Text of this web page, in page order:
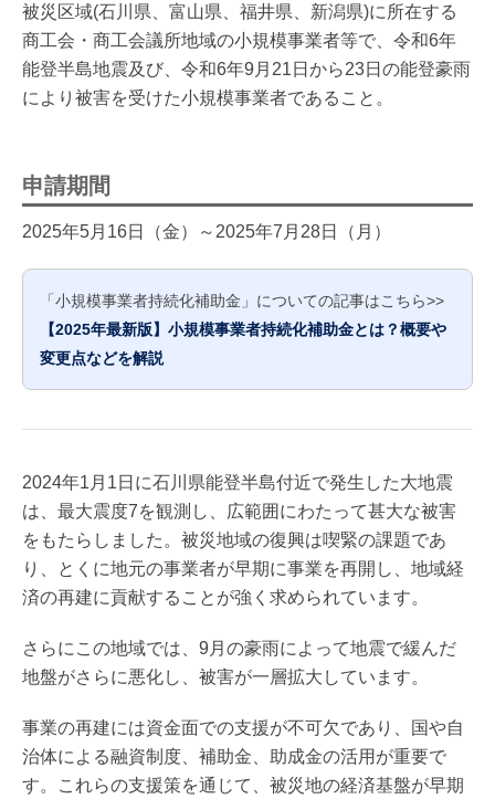
被災区域(石川県、富山県、福井県、新潟県)に所在する
商工会・商工会議所地域の小規模事業者等で、令和6年
能登半島地震及び、令和6年9月21日から23日の能登豪雨
により被害を受けた小規模事業者であること。
申請期間
2025年5月16日（金）～2025年7月28日（月）
「小規模事業者持続化補助金」についての記事はこちら>>
【2025年最新版】小規模事業者持続化補助金とは？概要や
変更点などを解説
2024年1月1日に石川県能登半島付近で発生した大地震
は、最大震度7を観測し、広範囲にわたって甚大な被害
をもたらしました。被災地域の復興は喫緊の課題であ
り、とくに地元の事業者が早期に事業を再開し、地域経
済の再建に貢献することが強く求められています。
さらにこの地域では、9月の豪雨によって地震で緩んだ
地盤がさらに悪化し、被害が一層拡大しています。
事業の再建には資金面での支援が不可欠であり、国や自
治体による融資制度、補助金、助成金の活用が重要で
す。これらの支援策を通じて、被災地の経済基盤が早期